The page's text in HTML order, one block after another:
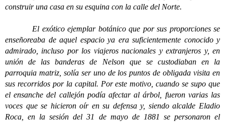
construir una casa en su esquina con la calle del Norte.
El exótico ejemplar botánico que por sus proporciones se
enseñoreaba de aquel espacio ya era suficientemente conocido y
admirado, incluso por los viajeros nacionales y extranjeros y, en
unión de las banderas de Nelson que se custodiaban en la
parroquia matriz, solía ser uno de los puntos de obligada visita en
sus recorridos por la capital. Por este motivo, cuando se supo que
el ensanche del callejón podía afectar al árbol, fueron varias las
voces que se hicieron oír en su defensa y, siendo alcalde Eladio
Roca, en la sesión del 31 de mayo de 1881 se personaron el